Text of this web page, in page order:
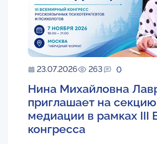
23.07.2026 263 0
Нина Михайловна
приглашает на
медиации в рамках III
конгресса